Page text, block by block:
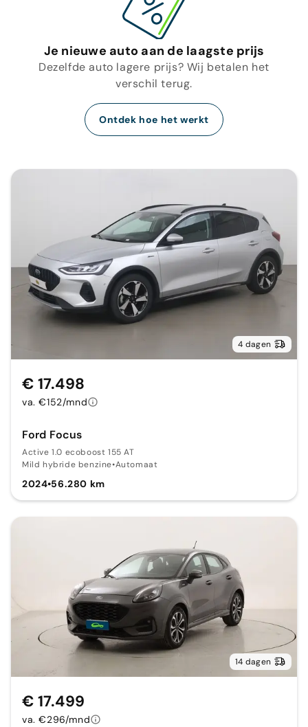
Je nieuwe auto aan de laagste prijs
Dezelfde auto lagere prijs? Wij betalen het
verschil terug.
Ontdek hoe het werkt
4 dagen
Ford Focus
Active 1.0 ecoboost 155 AT
Mild hybride benzine•Automaat
2024•56.280 km
€ 17.498
va. €152/mnd
14 dagen
€ 17.499
va. €296/mnd